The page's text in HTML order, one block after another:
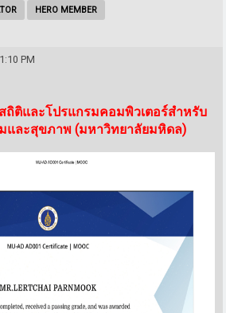
HERO MEMBER
PM
ถิติและโปรแกรมคอมพิวเตอร์สำหรับ
และสุขภาพ (มหาวิทยาลัยมหิดล)